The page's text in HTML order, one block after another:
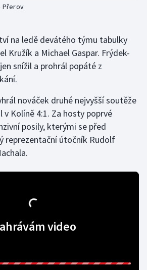
Přerov
na ledě devátého týmu tabulky
Kružík a Michael Gaspar. Frýdek-
snížil a prohrál popáté z
nováček druhé nejvyšší soutěže
v Kolíně 4:1. Za hosty poprvé
posily, kterými se před
reprezentační útočník Rudolf
video